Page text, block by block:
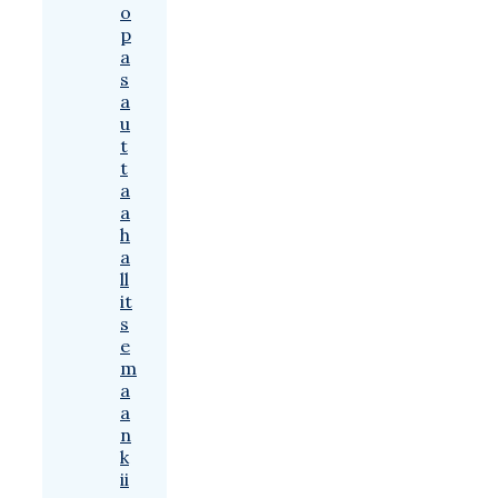
o
p
a
s
a
u
t
t
a
a
h
a
ll
it
s
e
m
a
a
n
k
ii